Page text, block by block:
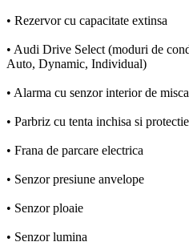
• Rezervor cu capacitate extinsa
• Audi Drive Select (moduri de
Auto, Dynamic, Individual)
• Alarma cu senzor interior de
• Parbriz cu tenta inchisa si
• Frana de parcare electrica
• Senzor presiune anvelope
• Senzor ploaie
• Senzor lumina